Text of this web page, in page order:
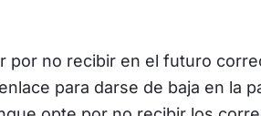
por no recibir en el futuro
para darse de baja en